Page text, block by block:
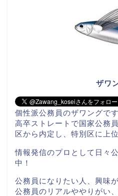
ザワ
個性派公務員のザワングです
高卒ストレートで国家公務
区から内定し、特別区に上位
情報発信のプロとして日々
中！
公務員になりたい人、興味
公務員のリアルややりがい